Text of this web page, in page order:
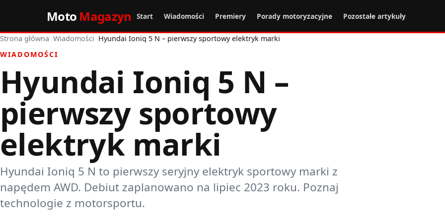
Moto Magazyn Start Wiadomości Premiery Porady motoryzacyjne Pozostałe artykuły
Strona główna ›Wiadomości ›Hyundai Ioniq 5 N – pierwszy sportowy elektryk marki
WIADOMOŚCI
Hyundai Ioniq 5 N –
pierwszy sportowy
elektryk marki
Hyundai Ioniq 5 N to pierwszy seryjny elektryk sportowy marki z
napędem AWD. Debiut zaplanowano na lipiec 2023 roku. Poznaj
technologie z motorsportu.